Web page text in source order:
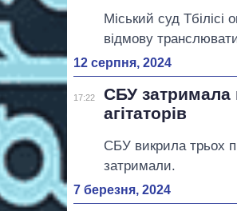
Міський суд
відмову
12 серпня, 2024
17:22
СБУ затримала
агітаторів
СБУ викрила трьох
затримали.
7 березня, 2024